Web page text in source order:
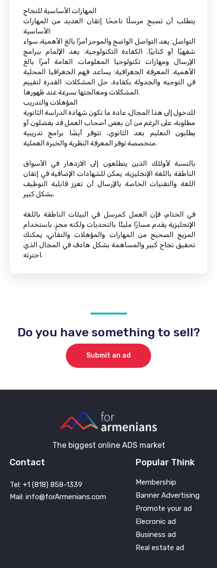
المهارات الأساسية للنجاح
يتطلب أن تصبح مرسلًا ناجحًا إتقان العديد من المهارات
الأساسية:
التواصل: يعد التواصل الواضح والموجز أمرًا بالغ الأهمية، سواء
شفهيًا أو كتابيًا. الكفاءة التكنولوجية: يعد الإلمام ببرامج
الإرسال ومهارات تكنولوجيا المعلومات العامة أمرًا بالغ
الأهمية. المعرفة الجغرافية: يساعد فهم الجغرافيا المحلية
في التوجيه والجدولة بكفاءة. حل المشكلات: القدرة لتقييم
المشكلات ومعالجتها بسرعة عند ظهورها.
المؤهلات والتدريب
للدخول إلى هذا المجال، عادة ما تكون شهادة الدراسة الثانوية
مطلوبة، على الرغم من أن بعض أصحاب العمل قد يفضلون أو
يطلبون التعليم بعد الثانوي. تتوفر أيضًا برامج تدريبية
متخصصة توفر المعرفة النظرية والخبرة العملية.
بالنسبة لأولئك الذين يتطلعون إلى الازدهار في الأسواق
الناطقة باللغة الإنجليزية، يمكن للشهادات الإضافية في إتقان
اللغة والتقنيات الخاصة بالإرسال أن تعزز قابلية التوظيف
بشكل كبير.
في الختام، فإن العمل كمرسل في البيئات الناطقة باللغة
الإنجليزية يقدم مسارًا مليئًا بالتحديات ولكنه مجزٍ. باستخدام
المزيج الصحيح من المهارات والمؤهلات والتفاني، يمكنك
تحقيق نجاح كبير والمساهمة بشكل هادف في المجال الذي
اخترته.
Do you have something to sell?
Submit an ad
The biggest online ADS market
Contact
Tel: +1 (818) 858-1339
Mail: info@forArmenians.com
Popular Think
Membership
Banner Advertising
Promote your ad
Elecronic ad
Business ad
Real estate ad